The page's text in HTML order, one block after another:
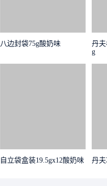
八边封袋75g酸奶味
丹
g
自立袋盒装19.5gx12酸奶味 丹